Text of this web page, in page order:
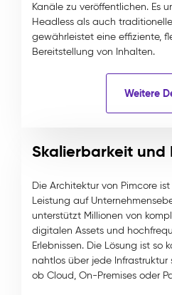
Kanäle zu veröffentlichen. Es
Headless als auch
gewährleistet eine effiziente,
Bereitstellung von Inhalten.
Weitere
Skalierbarkeit und
Die Architektur von Pimcore
Leistung auf
unterstützt Millionen von
digitalen Assets und
Erlebnissen. Die Lösung ist so
nahtlos über jede
ob Cloud, On-Premises oder